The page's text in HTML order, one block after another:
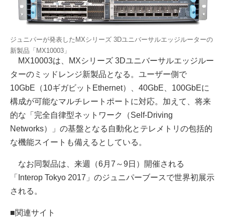
ジュニパーが発表したMXシリーズ 3Dユニバーサルエッジルーターの
新製品「MX10003」
MX10003は、MXシリーズ 3Dユニバーサルエッジルー
ターのミッドレンジ新製品となる。ユーザー側で
10GbE（10ギガビットEthernet）、40GbE、100GbEに
構成が可能なマルチレートポートに対応。加えて、将来
的な「完全自律型ネットワーク（Self-Driving
Networks）」の基盤となる自動化とテレメトリの包括的
な機能スイートも備えるとしている。
なお同製品は、来週（6月7～9日）開催される
「Interop Tokyo 2017」のジュニパーブースで世界初展示
される。
■関連サイト